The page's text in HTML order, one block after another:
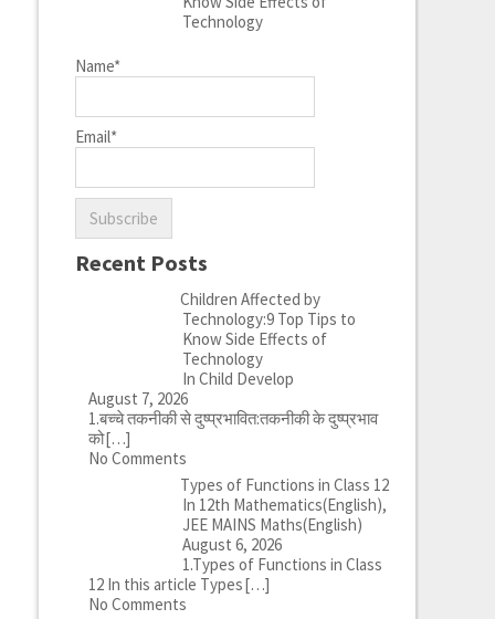
Technology
Name*
Email*
Recent Posts
Children Affected by
Technology:9 Top Tips to
Know Side Effects of
Technology
In Child Develop
August 7, 2026
1.बच्चे तकनीकी से दुष्प्रभावित:तकनीकी के दुष्प्रभाव
को[…]
No Comments
Types of Functions in Class 12
In 12th Mathematics(English),
JEE MAINS Maths(English)
August 6, 2026
1.Types of Functions in Class
12 In this article Types[…]
No Comments